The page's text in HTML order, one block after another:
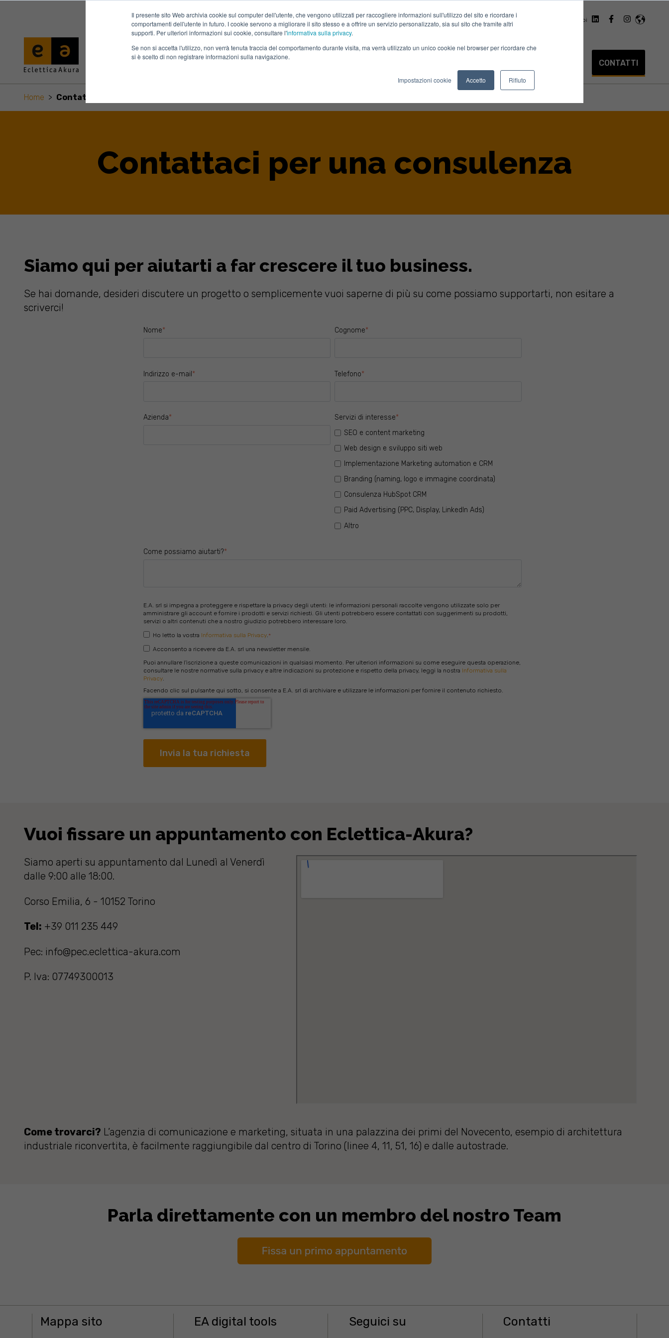
Il presente sito Web archivia cookie sul computer dell'utente, che vengono utilizzati per raccogliere informazioni sull'utilizzo del sito e ricordare i
comportamenti dell'utente in futuro. I cookie servono a migliorare il sito stesso e a offrire un servizio personalizzato, sia sul sito che tramite altri
supporti. Per ulteriori informazioni sui cookie, consultare l'informativa sulla privacy.
Se non si accetta l'utilizzo, non verrà tenuta traccia del comportamento durante visita, ma verrà utilizzato un unico cookie nel browser per ricordare che
si è scelto di non registrare informazioni sulla navigazione.
Impostazioni cookie Accetto Rifiuto
Digital marketing assessment Lavora con noi
Show submenu for Servizi CONTATTI
Home > Contattaci
Contattaci per una consulenza
Siamo qui per aiutarti a far crescere il tuo business.
Se hai domande, desideri discutere un progetto o semplicemente vuoi saperne di più su come possiamo supportarti, non esitare a
scriverci!
Nome* Cognome*
Indirizzo e-mail * Telefono*
Azienda* Servizi di interesse*
SEO e content marketing
Web design e sviluppo siti web
Implementazione Marketing automation e CRM
Branding (naming, logo e immagine coordinata)
Consulenza HubSpot CRM
Paid Advertising (PPC, Display, LinkedIn Ads)
Altro
Come possiamo aiutarti?*
E.A. srl si impegna a proteggere e rispettare la privacy degli utenti: le informazioni personali raccolte vengono utilizzate solo per
amministrare gli account e fornire i prodotti e servizi richiesti. Gli utenti potrebbero essere contattati con suggerimenti su prodotti,
servizi o altri contenuti che a nostro giudizio potrebbero interessare loro.
Ho letto la vostra Informativa sulla Privacy. *
Acconsento a ricevere da E.A. srl una newsletter mensile.
Puoi annullare l'iscrizione a queste comunicazioni in qualsiasi momento. Per ulteriori informazioni su come eseguire questa operazione,
consultare le nostre normative sulla privacy e altre indicazioni su protezione e rispetto della privacy, leggi la nostra Informativa sulla
Privacy.
Facendo clic sul pulsante qui sotto, si consente a E.A. srl di archiviare e utilizzare le informazioni per fornire il contenuto richiesto.
Vuoi fissare un appuntamento con Eclettica-Akura?
Siamo aperti su appuntamento dal Lunedì al Venerdì
dalle 9:00 alle 18:00.
Corso Emilia, 6 - 10152 Torino
Tel: +39 011 235 449
Pec: info@pec.eclettica-akura.com
P. Iva: 07749300013
Come trovarci? L’agenzia di comunicazione e marketing, situata in una palazzina dei primi del Novecento, esempio di architettura
industriale riconvertita, è facilmente raggiungibile dal centro di Torino (linee 4, 11, 51, 16) e dalle autostrade.
Parla direttamente con un membro del nostro Team
Mappa sito EA digital tools Seguici su Contatti